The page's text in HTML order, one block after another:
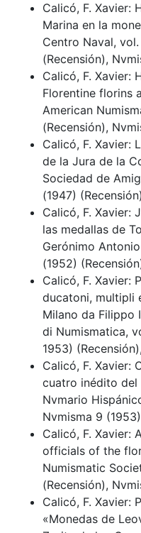
Calicó, F. Xavier:
Marina en la
Centro Naval, vol.
(Recensión),
Calicó, F. Xavier:
Florentine florins
American
(Recensión),
Calicó, F. Xavier:
de la Jura de la
Sociedad de
(1947)
Calicó, F. Xavier:
las medallas de
Gerónimo
(1952)
Calicó, F. Xavier:
ducatoni, multipli
Milano da Filippo
di Numismatica,
1953)
Calicó, F. Xavier:
cuatro inédito del
Nvmario
Nvmisma 9
Calicó, F. Xavier:
officials of the
Numismatic
(Recensión),
Calicó, F. Xavier:
«Monedas de